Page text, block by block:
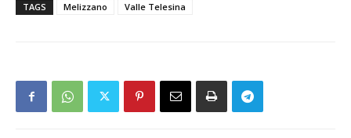
TAGS Melizzano Valle Telesina